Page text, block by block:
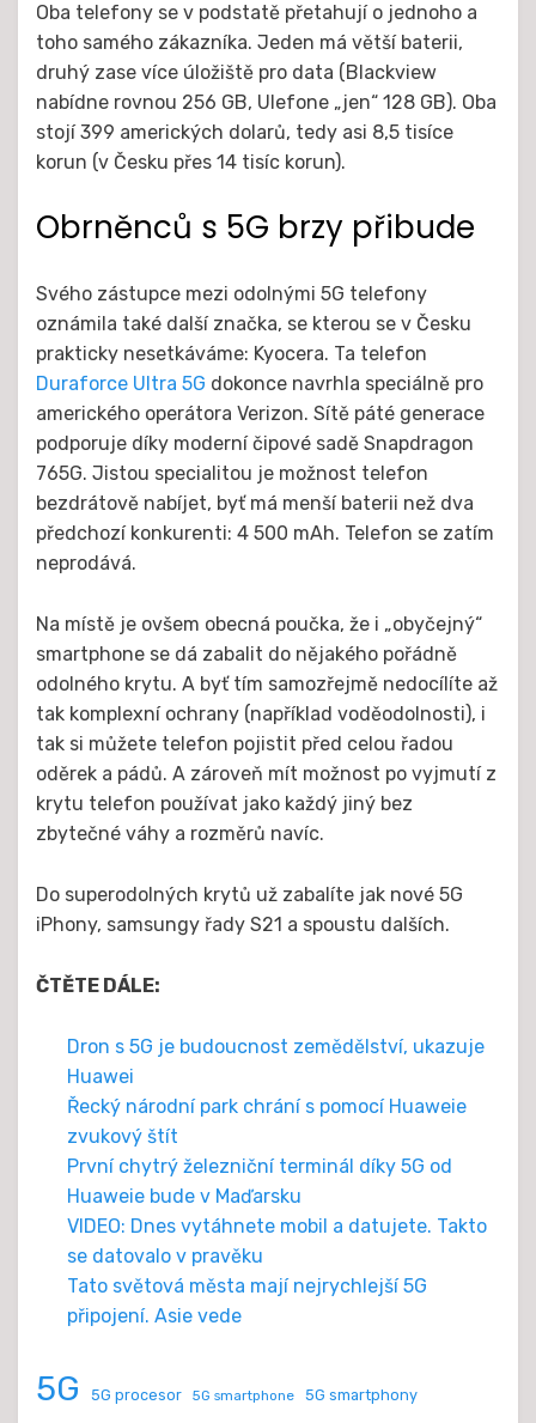
Oba telefony se v podstatě přetahují o jednoho a
toho samého zákazníka. Jeden má větší baterii,
druhý zase více úložiště pro data (Blackview
nabídne rovnou 256 GB, Ulefone „jen“ 128 GB). Oba
stojí 399 amerických dolarů, tedy asi 8,5 tisíce
korun (v Česku přes 14 tisíc korun).
Obrněnců s 5G brzy přibude
Svého zástupce mezi odolnými 5G telefony
oznámila také další značka, se kterou se v Česku
prakticky nesetkáváme: Kyocera. Ta telefon
Duraforce Ultra 5G dokonce navrhla speciálně pro
amerického operátora Verizon. Sítě páté generace
podporuje díky moderní čipové sadě Snapdragon
765G. Jistou specialitou je možnost telefon
bezdrátově nabíjet, byť má menší baterii než dva
předchozí konkurenti: 4 500 mAh. Telefon se zatím
neprodává.
Na místě je ovšem obecná poučka, že i „obyčejný“
smartphone se dá zabalit do nějakého pořádně
odolného krytu. A byť tím samozřejmě nedocílíte až
tak komplexní ochrany (například voděodolnosti), i
tak si můžete telefon pojistit před celou řadou
oděrek a pádů. A zároveň mít možnost po vyjmutí z
krytu telefon používat jako každý jiný bez
zbytečné váhy a rozměrů navíc.
Do superodolných krytů už zabalíte jak nové 5G
iPhony, samsungy řady S21 a spoustu dalších.
ČTĚTE DÁLE:
Dron s 5G je budoucnost zemědělství, ukazuje
Huawei
Řecký národní park chrání s pomocí Huaweie
zvukový štít
První chytrý železniční terminál díky 5G od
Huaweie bude v Maďarsku
VIDEO: Dnes vytáhnete mobil a datujete. Takto
se datovalo v pravěku
Tato světová města mají nejrychlejší 5G
připojení. Asie vede
5G 5G procesor 5G smartphone 5G smartphony